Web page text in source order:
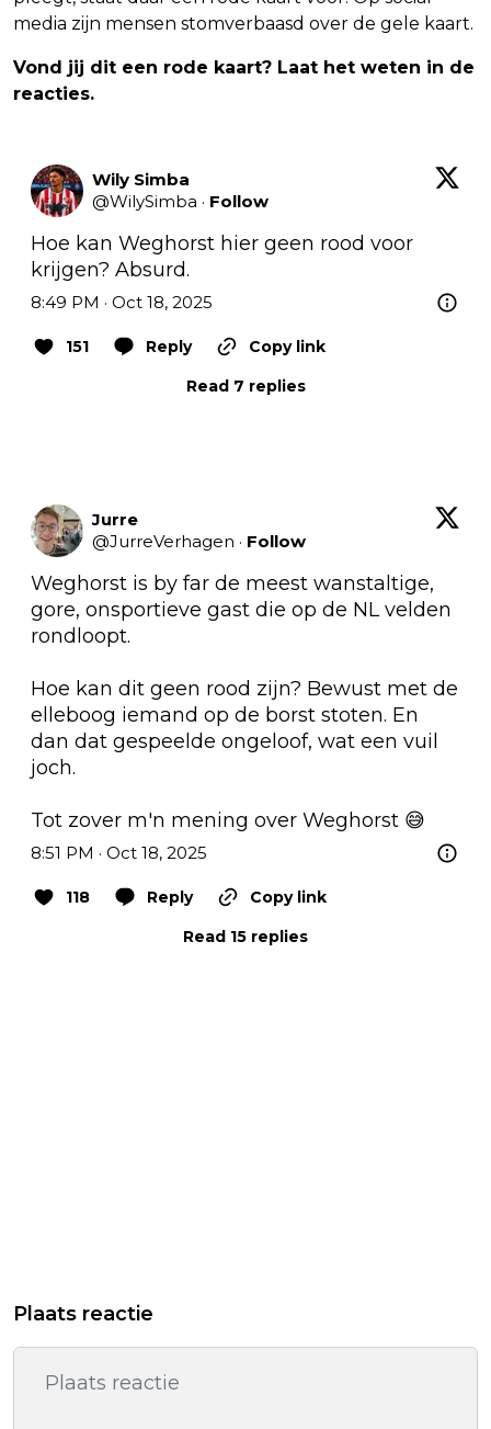
media zijn mensen stomverbaasd over de gele kaart.
Vond jij dit een rode kaart? Laat het weten in de
reacties.
Wily Simba
@WilySimba · Follow
Hoe kan Weghorst hier geen rood voor
krijgen? Absurd.
8:49 PM · Oct 18, 2025
151 Reply
Copy link
Read 7 replies
Jurre
@JurreVerhagen · Follow
Weghorst is by far de meest wanstaltige,
gore, onsportieve gast die op de NL velden
rondloopt.
Hoe kan dit geen rood zijn? Bewust met de
elleboog iemand op de borst stoten. En
dan dat gespeelde ongeloof, wat een vuil
joch.
Tot zover m'n mening over Weghorst 😅
8:51 PM · Oct 18, 2025
118 Reply
Copy link
Read 15 replies
Plaats reactie